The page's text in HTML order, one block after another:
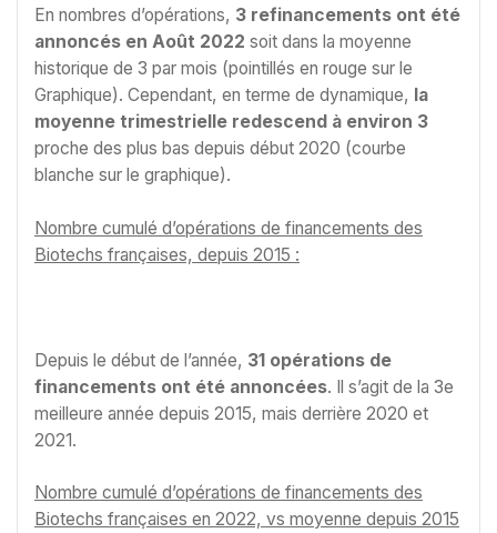
En nombres d’opérations, 3 refinancements ont été
annoncés en Août 2022 soit dans la moyenne
historique de 3 par mois (pointillés en rouge sur le
Graphique). Cependant, en terme de dynamique, la
moyenne trimestrielle redescend à environ 3
proche des plus bas depuis début 2020 (courbe
blanche sur le graphique).
Nombre cumulé d’opérations de financements des
Biotechs françaises, depuis 2015 :
Depuis le début de l’année, 31 opérations de
financements ont été annoncées. Il s’agit de la 3e
meilleure année depuis 2015, mais derrière 2020 et
2021.
Nombre cumulé d’opérations de financements des
Biotechs françaises en 2022, vs moyenne depuis 2015